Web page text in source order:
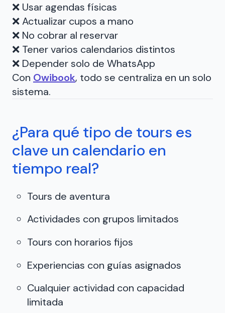
❌ Usar agendas físicas
❌ Actualizar cupos a mano
❌ No cobrar al reservar
❌ Tener varios calendarios distintos
❌ Depender solo de WhatsApp
Con Owibook, todo se centraliza en un solo
sistema.
¿Para qué tipo de tours es
clave un calendario en
tiempo real?
Tours de aventura
Actividades con grupos limitados
Tours con horarios fijos
Experiencias con guías asignados
Cualquier actividad con capacidad
limitada